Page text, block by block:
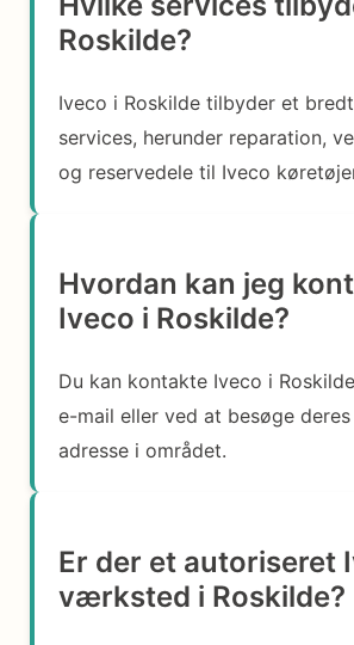
Roskilde?
Iveco i Roskilde tilbyder et
services, herunder reparation,
og reservedele til Iveco
Hvordan kan jeg
Iveco i Roskilde?
Du kan kontakte Iveco i
e-mail eller ved at besøge
adresse i området.
Er der et autoriseret
værksted i Roskilde?